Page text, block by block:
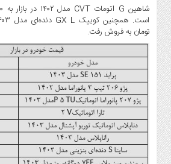
گوناگون
تومان به فروش رفت.